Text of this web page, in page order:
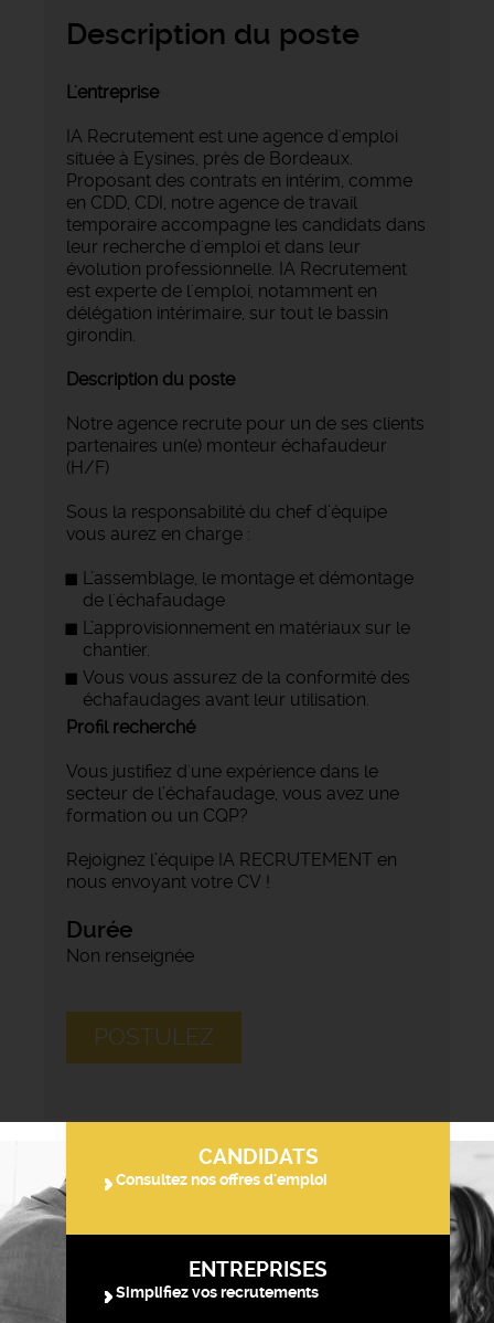
Description du poste
L'entreprise
IA Recrutement est une agence d'emploi
située à Eysines, près de Bordeaux.
Proposant des contrats en intérim, comme
en CDD, CDI, notre agence de travail
temporaire accompagne les candidats dans
leur recherche d'emploi et dans leur
évolution professionnelle. IA Recrutement
est experte de l'emploi, notamment en
délégation intérimaire, sur tout le bassin
girondin.
Description du poste
Notre agence recrute pour un de ses clients
partenaires un(e) monteur échafaudeur
(H/F)
Sous la responsabilité du chef d’équipe
vous aurez en charge :
L’assemblage, le montage et démontage
de l'échafaudage
L’approvisionnement en matériaux sur le
chantier.
Vous vous assurez de la conformité des
échafaudages avant leur utilisation.
Profil recherché
Vous justifiez d'une expérience dans le
secteur de l’échafaudage, vous avez une
formation ou un CQP?
Rejoignez l’équipe IA RECRUTEMENT en
nous envoyant votre CV !
Durée
Non renseignée
POSTULEZ
CANDIDATS
Consultez nos offres d'emploi
ENTREPRISES
Simplifiez vos recrutements